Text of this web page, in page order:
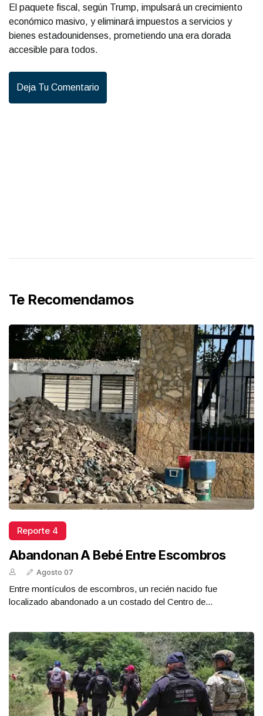
El paquete fiscal, según Trump, impulsará un crecimiento
económico masivo, y eliminará impuestos a servicios y
bienes estadounidenses, prometiendo una era dorada
accesible para todos.
Deja Tu Comentario
Te Recomendamos
Reporte 4
Abandonan A Bebé Entre Escombros
Agosto 07
Entre montículos de escombros, un recién nacido fue
localizado abandonado a un costado del Centro de...